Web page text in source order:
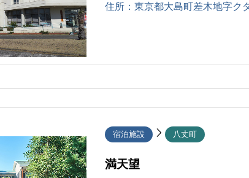
住所：東京都大島町差木地字ク
宿泊施設 八丈町
満天望